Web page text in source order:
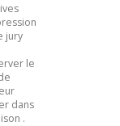
jury
le
dans
.